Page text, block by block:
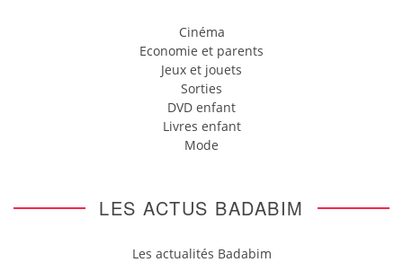
Cinéma
Economie et parents
Jeux et jouets
Sorties
DVD enfant
Livres enfant
Mode
LES ACTUS BADABIM
Les actualités Badabim